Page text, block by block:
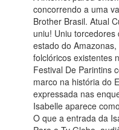
concorrendo a uma
Brother Brasil. Atual
uniu! Uniu
estado do
folclóricos existentes
Festival De Parintins
marco na história do
expressada nas
Isabelle aparece
O que a entrada da